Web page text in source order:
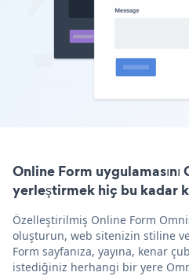
Online Form
yerleştirmek hiç bu kadar
Özelleştirilmiş Online Form
oluşturun, web sitenizin stiline
Form sayfanıza, yayına, kenar
istediğiniz herhangi bir yere